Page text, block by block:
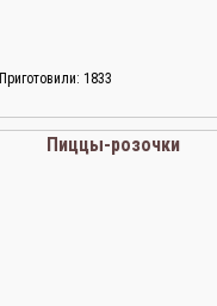
Приготовили: 1833
Пиццы-розочки